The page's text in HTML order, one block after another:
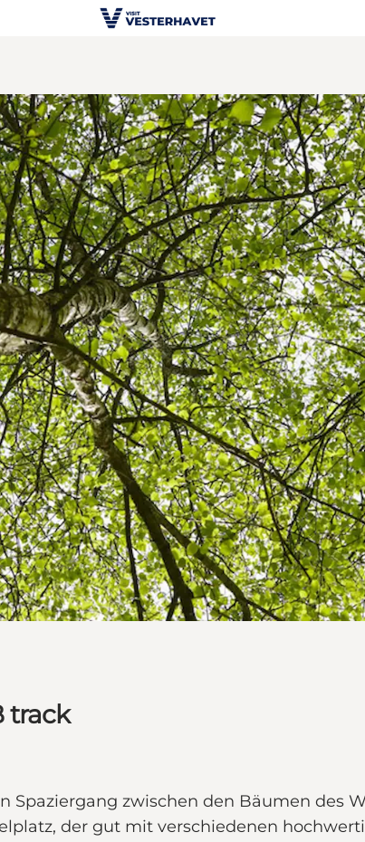
track
zwischen den Bäumen des
der gut mit verschiedenen